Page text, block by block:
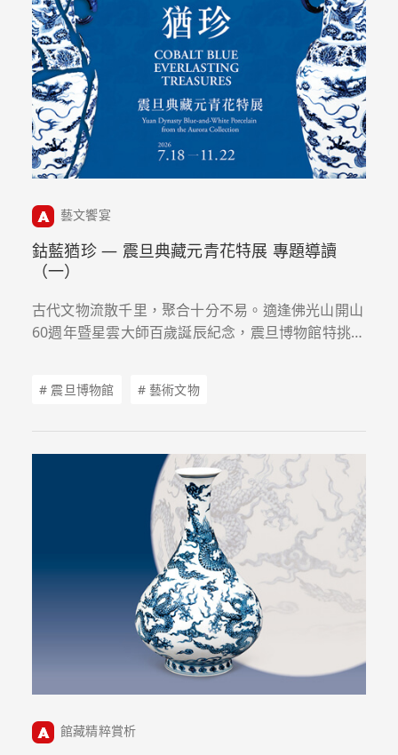
藝文饗宴
鈷藍猶珍 — 震旦典藏元青花特展 專題導讀
（一）
古代文物流散千里，聚合十分不易。適逢佛光山開山
60週年暨星雲大師百歲誕辰紀念，震旦博物館特挑選
元青花特展」，帶領大家欣賞十四世紀元代靑花的灼
# 震旦博物館 # 藝術文物
館藏精粹賞析